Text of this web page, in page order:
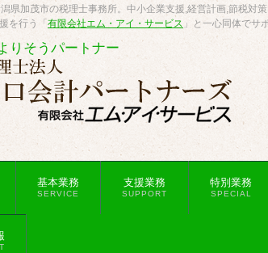
県加茂市の税理士事務所。中小企業支援,経営計画,節税対
を行う「 有限会社エム・アイ・サービス 」と一心同体でサ
りそうパートナー
基本業務
SERVICE
支援業務
SUPPORT
特別業務
SPECIAL